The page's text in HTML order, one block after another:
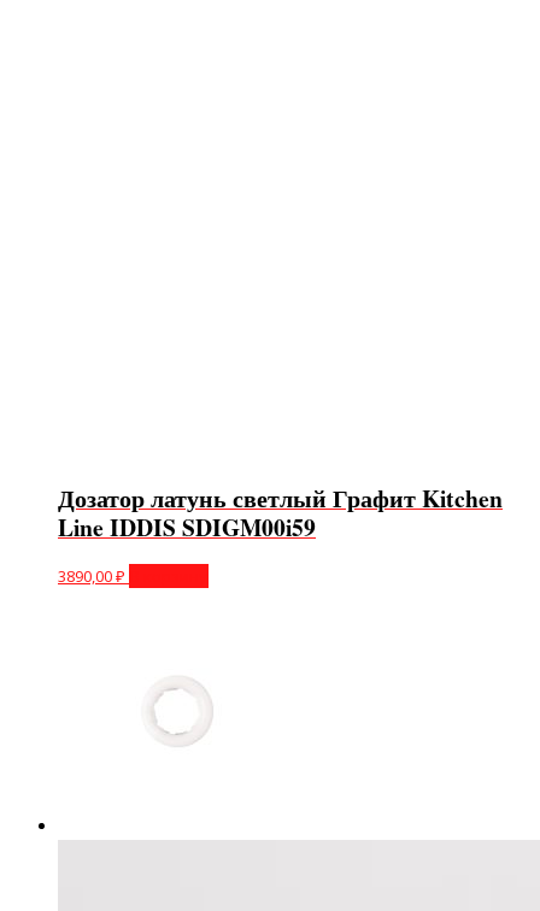
Дозатор латунь светлый Графит Kitchen
Line IDDIS SDIGM00i59
3890,00₽